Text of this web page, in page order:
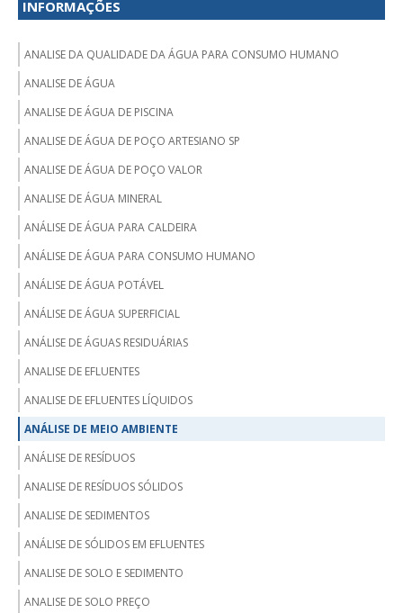
INFORMAÇÕES
ANALISE DA QUALIDADE DA ÁGUA PARA CONSUMO HUMANO
ANALISE DE ÁGUA
ANALISE DE ÁGUA DE PISCINA
ANALISE DE ÁGUA DE POÇO ARTESIANO SP
ANALISE DE ÁGUA DE POÇO VALOR
ANALISE DE ÁGUA MINERAL
ANÁLISE DE ÁGUA PARA CALDEIRA
ANÁLISE DE ÁGUA PARA CONSUMO HUMANO
ANÁLISE DE ÁGUA POTÁVEL
ANÁLISE DE ÁGUA SUPERFICIAL
ANÁLISE DE ÁGUAS RESIDUÁRIAS
ANALISE DE EFLUENTES
ANALISE DE EFLUENTES LÍQUIDOS
ANÁLISE DE MEIO AMBIENTE
ANÁLISE DE RESÍDUOS
ANALISE DE RESÍDUOS SÓLIDOS
ANALISE DE SEDIMENTOS
ANÁLISE DE SÓLIDOS EM EFLUENTES
ANALISE DE SOLO E SEDIMENTO
ANALISE DE SOLO PREÇO